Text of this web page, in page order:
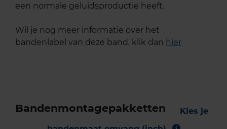
een normale geluidsproductie heeft.
Wil je nog meer informatie over het
bandenlabel van deze band, klik dan hier
Bandenmontagepakketten
Kies je